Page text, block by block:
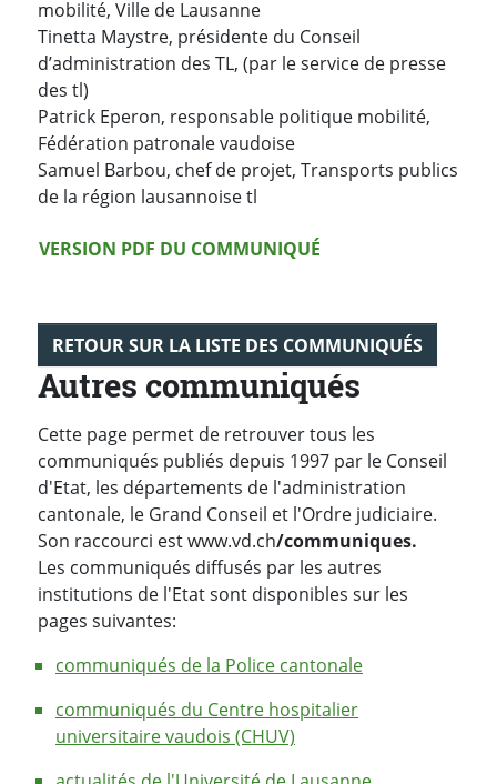
mobilité, Ville de Lausanne
Tinetta Maystre, présidente du Conseil
d’administration des TL, (par le service de presse
des tl)
Patrick Eperon, responsable politique mobilité,
Fédération patronale vaudoise
Samuel Barbou, chef de projet, Transports publics
de la région lausannoise tl
Version PDF
VERSION PDF DU COMMUNIQUÉ
RETOUR SUR LA LISTE DES COMMUNIQUÉS
Autres communiqués
Cette page permet de retrouver tous les
communiqués publiés depuis 1997 par le Conseil
d'Etat, les départements de l'administration
cantonale, le Grand Conseil et l'Ordre judiciaire.
Son raccourci est www.vd.ch/communiques.
Les communiqués diffusés par les autres
institutions de l'Etat sont disponibles sur les
pages suivantes:
communiqués de la Police cantonale
communiqués du Centre hospitalier
universitaire vaudois (CHUV)